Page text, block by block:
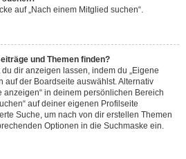
auf „Nach einem Mitglied suchen“.
und Themen finden?
dir anzeigen lassen, indem du „Eigene
auf der Boardseite auswählst. Alternativ
anzeigen“ in deinem persönlichen Bereich
auf deiner eigenen Profilseite
Suche, um nach von dir erstellen Themen
Optionen in die Suchmaske ein.